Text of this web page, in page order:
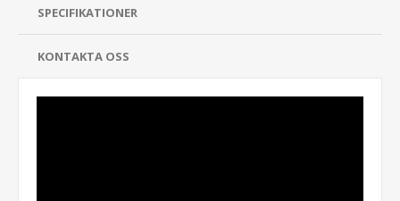
SPECIFIKATIONER
KONTAKTA OSS